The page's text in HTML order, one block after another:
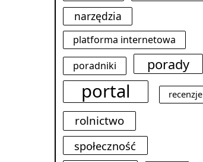
narzędzia
platforma internetowa
poradniki
porady
portal recenzje
rolnictwo
społeczność